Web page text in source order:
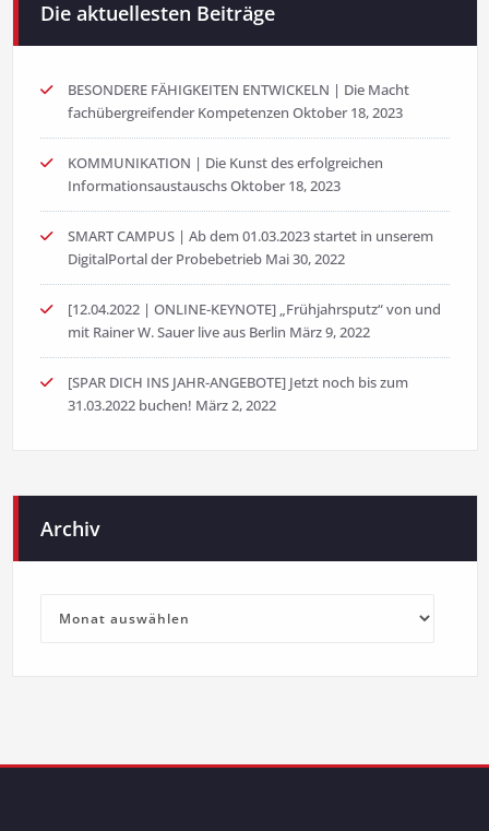
Die aktuellesten Beiträge
BESONDERE FÄHIGKEITEN ENTWICKELN | Die Macht
fachübergreifender Kompetenzen Oktober 18, 2023
KOMMUNIKATION | Die Kunst des erfolgreichen
InformationsaustauschsOktober 18, 2023
SMART CAMPUS | Ab dem 01.03.2023 startet in unserem
DigitalPortal der Probebetrieb Mai 30, 2022
[12.04.2022 | ONLINE-KEYNOTE] „Frühjahrsputz“ von und
mit Rainer W. Sauer live aus Berlin März 9, 2022
[SPAR DICH INS JAHR-ANGEBOTE] Jetzt noch bis zum
31.03.2022 buchen! März 2, 2022
Archiv